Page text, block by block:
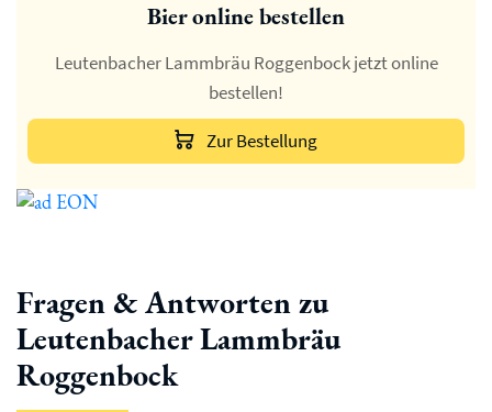
Bier online bestellen
Leutenbacher Lammbräu Roggenbock jetzt online
bestellen!
Zur Bestellung
Fragen & Antworten zu
Leutenbacher Lammbräu
Roggenbock